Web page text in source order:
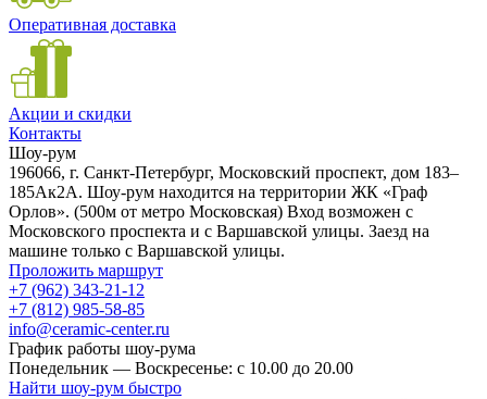
Оперативная доставка
Акции и скидки
Контакты
Шоу-рум
196066, г. Санкт-Петербург, Московский проспект, дом 183–
185Ак2А. Шоу-рум находится на территории ЖК «Граф
Орлов». (500м от метро Московская) Вход возможен с
Московского проспекта и с Варшавской улицы. Заезд на
машине только с Варшавской улицы.
Проложить маршрут
+7 (962) 343-21-12
+7 (812) 985-58-85
info@ceramic-center.ru
График работы шоу-рума
Понедельник — Воскресенье: с 10.00 до 20.00
Найти шоу-рум быстро